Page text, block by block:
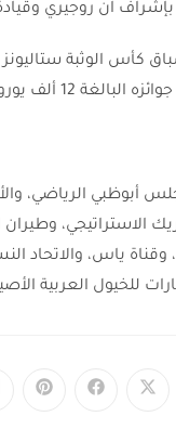
بإشراف ان روجيري
12 ألف يورو.
أبوظبي الرياضي،
الاستراتيجي، وطيران
ياس، والاتحاد
للخيول العربية